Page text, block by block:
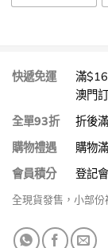
快遞免運
滿
澳門
全單93折
折後
購物禮遇
購物
會員積分
登記
全現貨發售，小部份